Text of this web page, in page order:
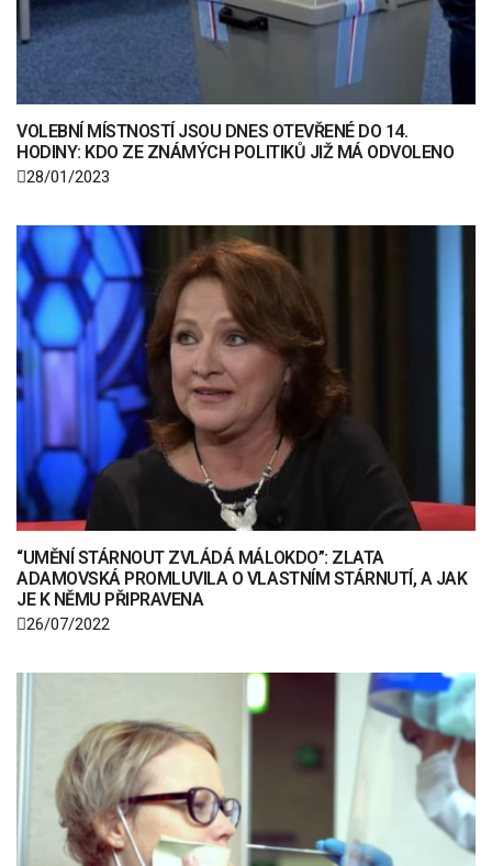
VOLEBNÍ MÍSTNOSTÍ JSOU DNES OTEVŘENÉ DO 14.
HODINY: KDO ZE ZNÁMÝCH POLITIKŮ JIŽ MÁ ODVOLENO
28/01/2023
“UMĚNÍ STÁRNOUT ZVLÁDÁ MÁLOKDO”: ZLATA
ADAMOVSKÁ PROMLUVILA O VLASTNÍM STÁRNUTÍ, A JAK
JE K NĚMU PŘIPRAVENA
26/07/2022